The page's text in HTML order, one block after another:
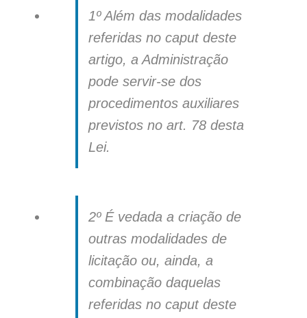
1º Além das modalidades
referidas no caput deste
artigo, a Administração
pode servir-se dos
procedimentos auxiliares
previstos no art. 78 desta
Lei.
2º É vedada a criação de
outras modalidades de
licitação ou, ainda, a
combinação daquelas
referidas no caput deste